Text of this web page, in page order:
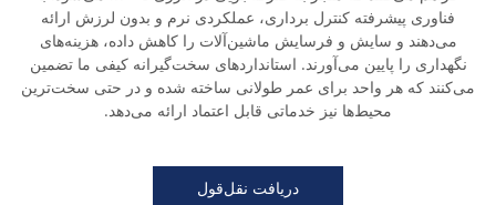
فناوری پیشرفته کنترل برداری، عملکردی نرم و بدون لرزش ارائه
می‌دهند و سایش و فرسایش ماشین‌آلات را کاهش داده، هزینه‌های
نگهداری را پایین می‌آورند. استانداردهای سخت‌گیرانه کیفی ما تضمین
می‌کنند که هر واحد برای عمر طولانی ساخته شده و در حتی سخت‌ترین
محیط‌ها نیز خدماتی قابل اعتماد ارائه می‌دهد.
دریافت نقل‌قول